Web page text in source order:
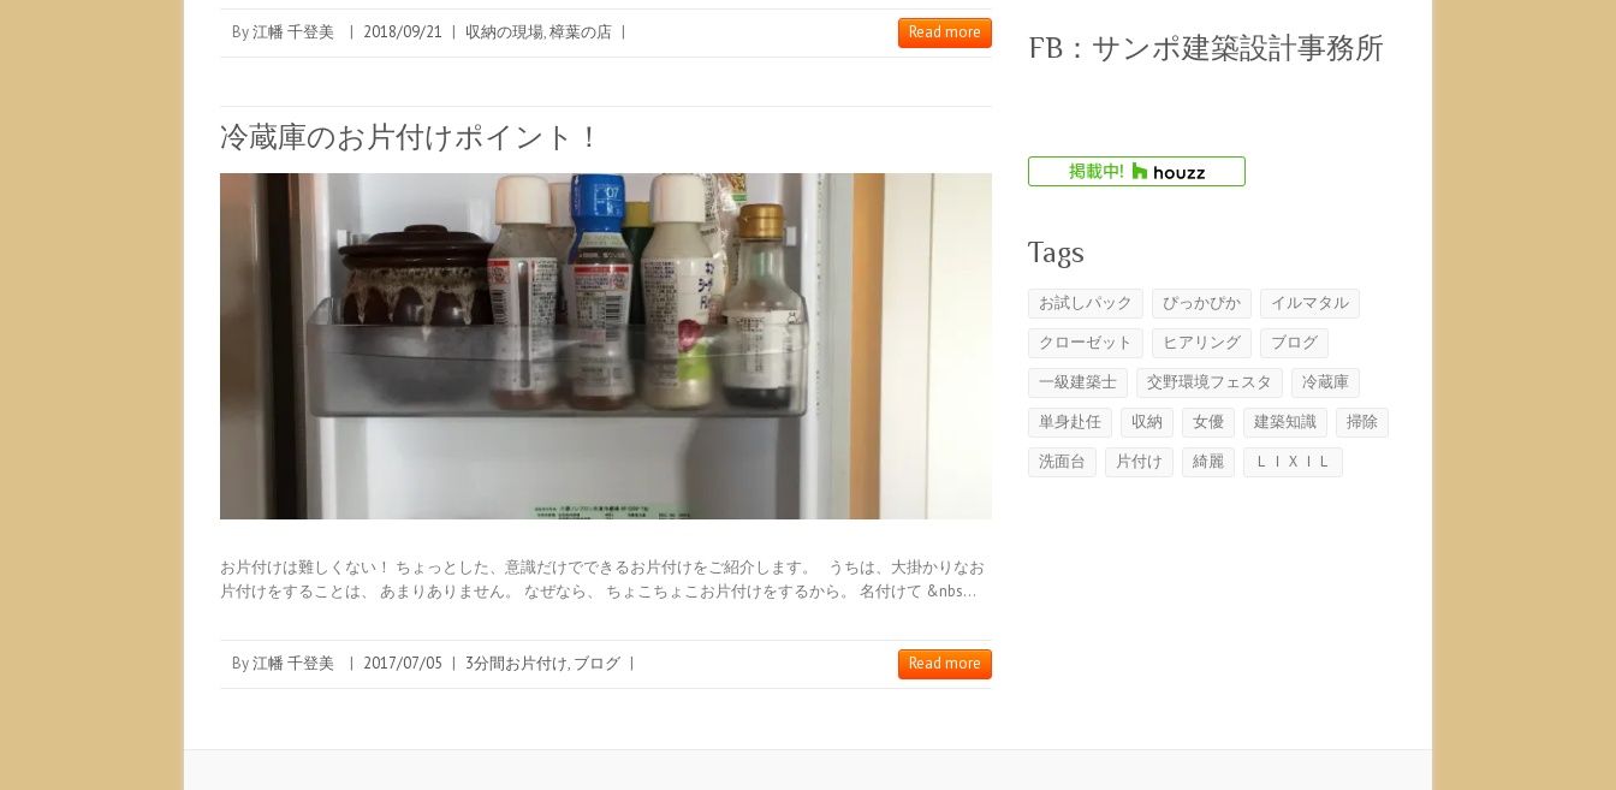
By江幡 千登美 | 2018/09/21 | 収納の現場,樟葉の店 | Read more
冷蔵庫のお片付けポイント！
お片付けは難しくない！ ちょっとした、意識だけでできるお片付けをご紹介します。 うちは、大掛かりなお
片付けをすることは、 あまりありません。 なぜなら、 ちょこちょこお片付けをするから。 名付けて &nbs…
By江幡 千登美 | 2017/07/05 | 3分間お片付け, ブログ | Read more
FB：サンポ建築設計事務所
Tags
お試しパック ぴっかぴか
イルマタル
クローゼット
ヒアリング
ブログ
一級建築士
交野環境フェスタ
冷蔵庫
単身赴任
収納 女優 建築知識
掃除
洗面台
片付け 綺麗 ＬＩＸＩＬ